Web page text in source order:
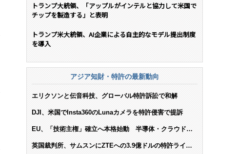
トランプ大統領、「アップルがインテルと協力して米国で
チップを製造する」と表明
トランプ米大統領、AI企業による自主的なモデル提出制度
を導入
アジア知財・特許の最新動向
エリクソンと伝音科技、グローバル特許訴訟で和解
DJI、米国でInsta360のLunaカメラを特許侵害で提訴
EU、「技術主権」確立へ本格始動 半導体・クラウド・
英国裁判所、サムスンにZTEへの3.9億ドルの特許ライセ